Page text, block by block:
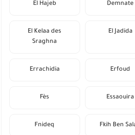
Demnate
El Hajeb
El Jadida
El Kelaa des
Sraghna
Erfoud
Errachidia
Essaouira
Fès
Fkih Ben
Fnideq